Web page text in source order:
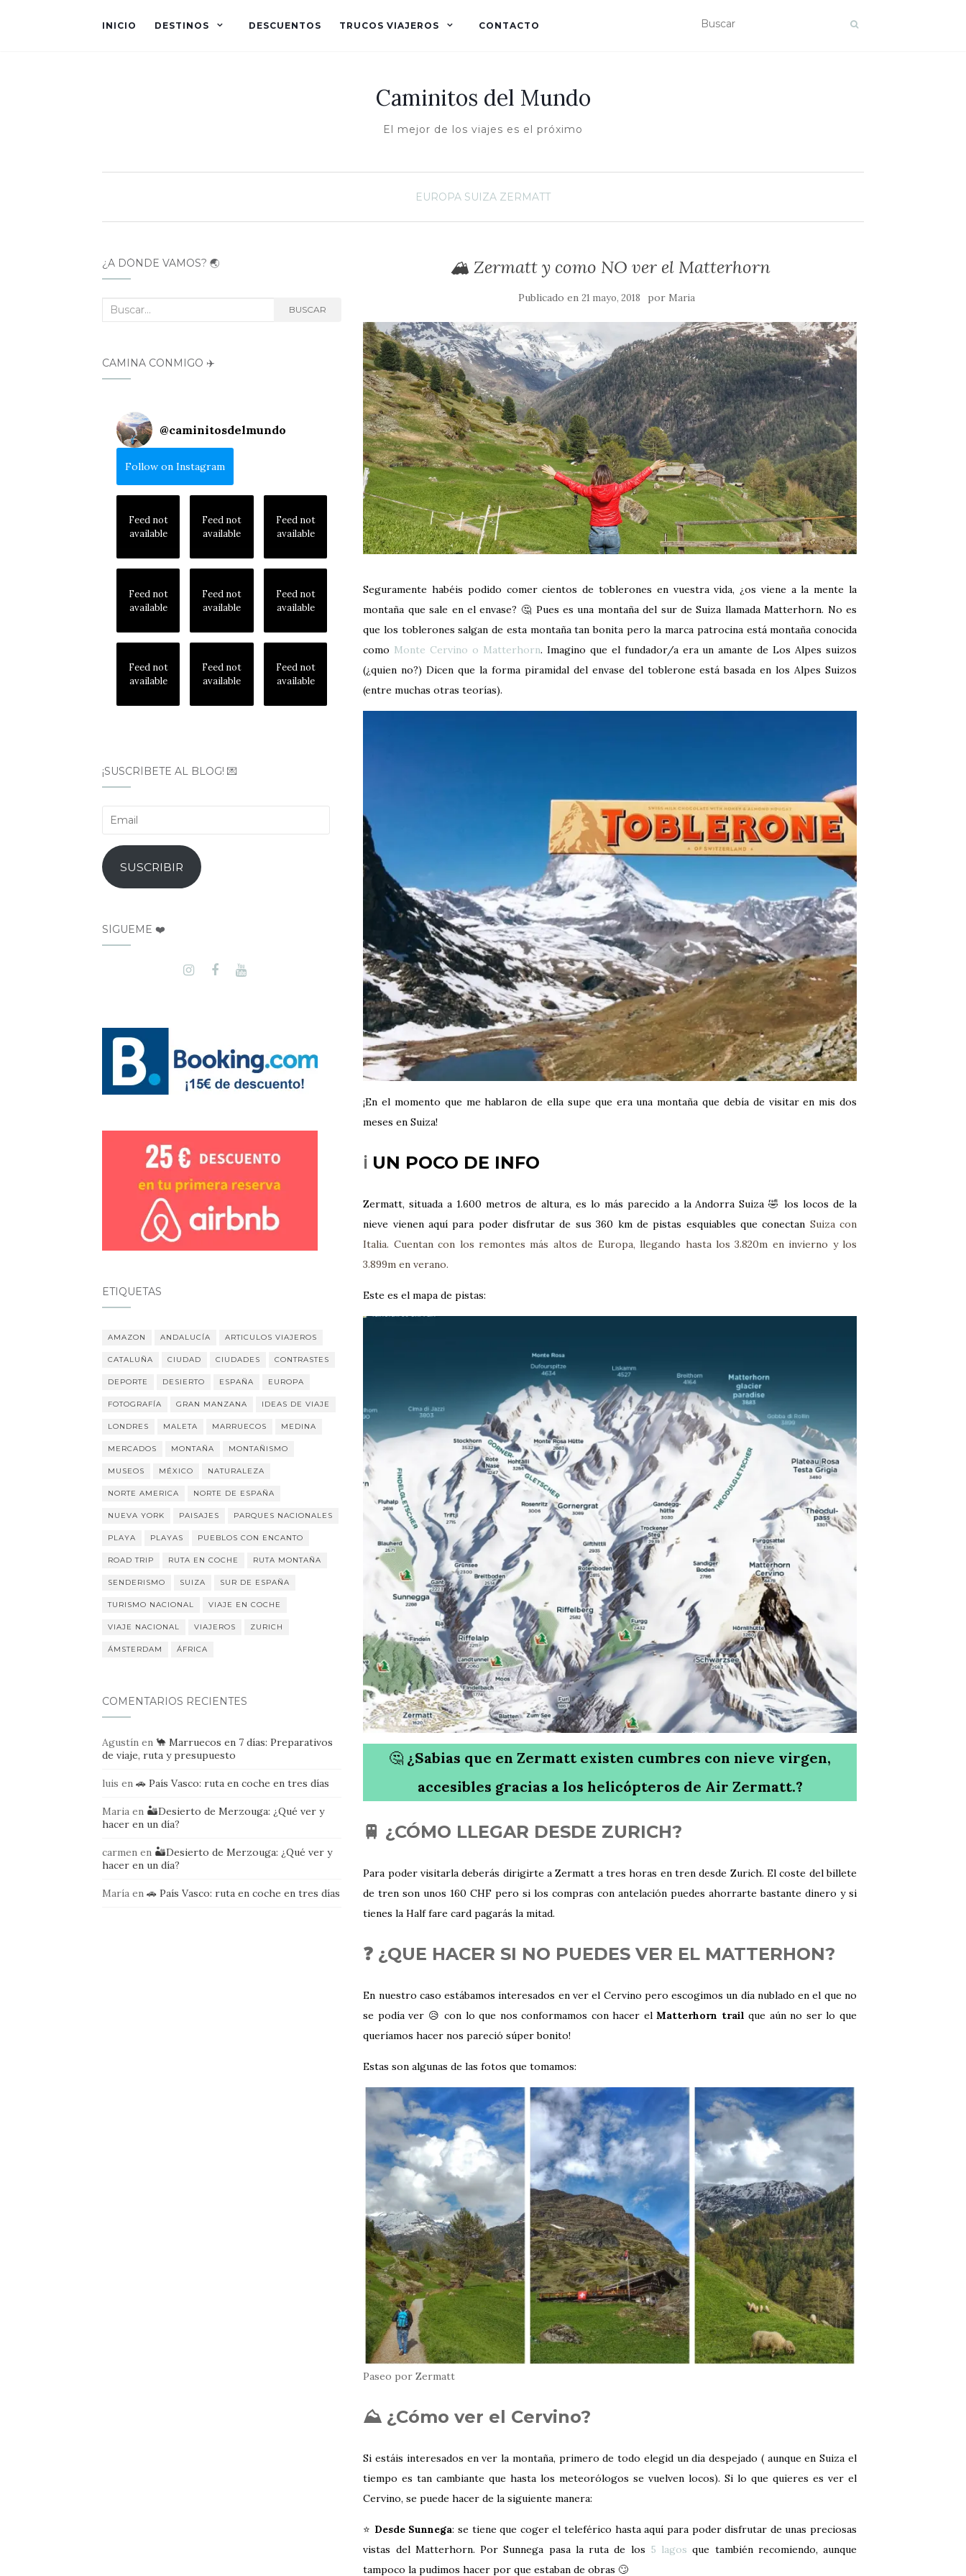
INICIO DESTINOS DESCUENTOS TRUCOS VIAJEROS CONTACTO
Caminitos del Mundo
El mejor de los viajes es el próximo
EUROPA SUIZA ZERMATT
🏔️ Zermatt y como NO ver el Matterhorn
Publicado en 21 mayo, 2018 por Maria
Seguramente habéis podido comer cientos de toblerones en vuestra vida, ¿os viene a la mente la
montaña que sale en el envase? 🤔 Pues es una montaña del sur de Suiza llamada Matterhorn. No es
que los toblerones salgan de esta montaña tan bonita pero la marca patrocina está montaña conocida
como Monte Cervino o Matterhorn. Imagino que el fundador/a era un amante de Los Alpes suizos
(¿quien no?) Dicen que la forma piramidal del envase del toblerone está basada en los Alpes Suizos
(entre muchas otras teorías).
¡En el momento que me hablaron de ella supe que era una montaña que debía de visitar en mis dos
meses en Suiza!
ℹ️ UN POCO DE INFO
Zermatt, situada a 1.600 metros de altura, es lo más parecido a la Andorra Suiza 🤣 los locos de la
nieve vienen aquí para poder disfrutar de sus 360 km de pistas esquiables que conectan Suiza con
Italia. Cuentan con los remontes más altos de Europa, llegando hasta los 3.820m en invierno y los
3.899m en verano.
Este es el mapa de pistas:
🤔 ¿Sabias que en Zermatt existen cumbres con nieve virgen,
accesibles gracias a los helicópteros de Air Zermatt.?
🚆 ¿CÓMO LLEGAR DESDE ZURICH?
Para poder visitarla deberás dirigirte a Zermatt a tres horas en tren desde Zurich. El coste del billete
de tren son unos 160 CHF pero si los compras con antelación puedes ahorrarte bastante dinero y si
tienes la Half fare card pagarás la mitad.
❓ ¿QUE HACER SI NO PUEDES VER EL MATTERHON?
En nuestro caso estábamos interesados en ver el Cervino pero escogimos un día nublado en el que no
se podía ver 😥 con lo que nos conformamos con hacer elMatterhorn trail que aún no ser lo que
queríamos hacer nos pareció súper bonito!
Estas son algunas de las fotos que tomamos:
Paseo por Zermatt
⛰️ ¿Cómo ver el Cervino?
Si estáis interesados en ver la montaña, primero de todo elegid un dia despejado ( aunque en Suiza el
tiempo es tan cambiante que hasta los meteorólogos se vuelven locos). Si lo que quieres es ver el
Cervino, se puede hacer de la siguiente manera:
⭐ Desde Sunnega: se tiene que coger el teleférico hasta aquí para poder disfrutar de unas preciosas
vistas del Matterhorn. Por Sunnega pasa la ruta de los 5 lagos que también recomiendo, aunque
tampoco la pudimos hacer por que estaban de obras 🙄
¿A DÓNDE VAMOS? 🌏
Buscar: BUSCAR
CAMINA CONMIGO ✈️
@caminitosdelmundo
Follow on Instagram
Feed not
available
Feed not
available
Feed not
available
Feed not
available
Feed not
available
Feed not
available
Feed not
available
Feed not
available
Feed not
available
¡SUSCRÍBETE AL BLOG! 💌
Email
SUSCRIBIR
SÍGUEME ❤️
ETIQUETAS
AMAZON ANDALUCÍA ARTICULOS VIAJEROS
CATALUÑA CIUDAD CIUDADES CONTRASTES
DEPORTE DESIERTO ESPAÑA EUROPA
FOTOGRAFÍA GRAN MANZANA IDEAS DE VIAJE
LONDRES MALETA MARRUECOS MEDINA
MERCADOS MONTAÑA MONTAÑISMO
MUSEOS MÉXICO NATURALEZA
NORTE AMERICA NORTE DE ESPAÑA
NUEVA YORK PAISAJES PARQUES NACIONALES
PLAYA PLAYAS PUEBLOS CON ENCANTO
ROAD TRIP RUTA EN COCHE RUTA MONTAÑA
SENDERISMO SUIZA SUR DE ESPAÑA
TURISMO NACIONAL VIAJE EN COCHE
VIAJE NACIONAL VIAJEROS ZURICH
ÁMSTERDAM ÁFRICA
COMENTARIOS RECIENTES
Agustín en 🐪 Marruecos en 7 días: Preparativos
de viaje, ruta y presupuesto
luis en 🚗 País Vasco: ruta en coche en tres días
Maria en 🏜️Desierto de Merzouga: ¿Qué ver y
hacer en un día?
carmen en 🏜️Desierto de Merzouga: ¿Qué ver y
hacer en un día?
María en 🚗 País Vasco: ruta en coche en tres días